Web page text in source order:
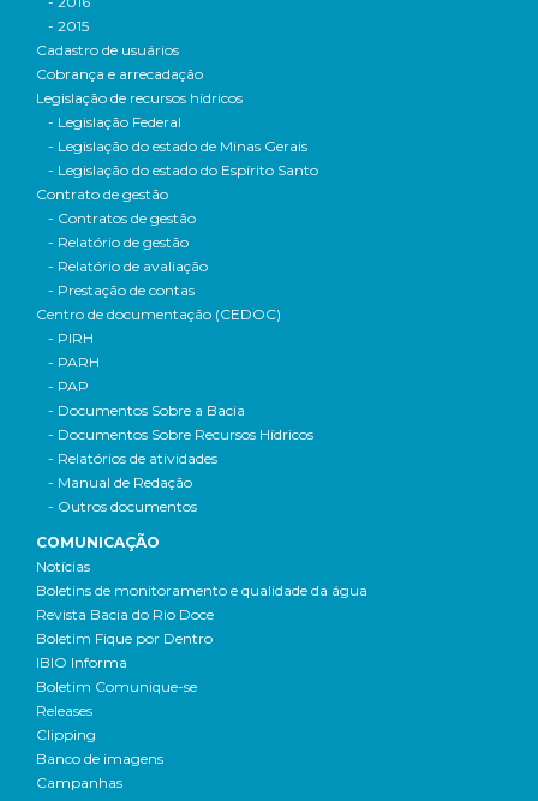
- 2015
Cadastro de usuários
Cobrança e arrecadação
Legislação de recursos hídricos
- Legislação Federal
- Legislação do estado de Minas Gerais
- Legislação do estado do Espírito Santo
Contrato de gestão
- Contratos de gestão
- Relatório de gestão
- Relatório de avaliação
- Prestação de contas
Centro de documentação (CEDOC)
- PIRH
- PARH
- PAP
- Documentos Sobre a Bacia
- Documentos Sobre Recursos Hídricos
- Relatórios de atividades
- Manual de Redação
- Outros documentos
COMUNICAÇÃO
Notícias
Boletins de monitoramento e qualidade da água
Revista Bacia do Rio Doce
Boletim Fique por Dentro
IBIO Informa
Boletim Comunique-se
Releases
Clipping
Banco de imagens
Campanhas